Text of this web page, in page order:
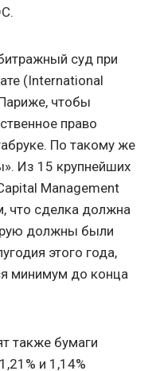
суд при
(International
чтобы
право
По такому же
Из 15 крупнейших
Management
что сделка должна
должны были
этого года,
минимум до конца
также бумаги
и 1,14%